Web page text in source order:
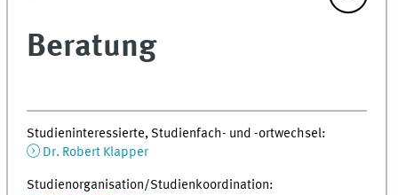
Beratung
Studieninteressierte, Studienfach- und -ortwechsel:
Dr. Robert Klapper
Studienorganisation/Studienkoordination: